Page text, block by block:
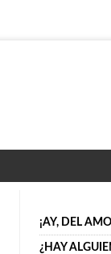
¡AY, DEL
¿HAY